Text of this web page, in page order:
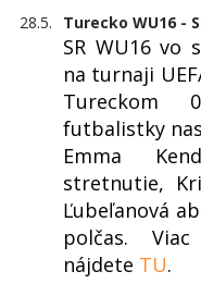
28.5. Turecko WU16 -
SR WU16 vo
na turnaji
Tureckom
futbalistky
Emma
stretnutie,
Ľubeľanová
polčas.
nájdete TU.